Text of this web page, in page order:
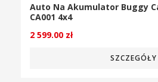
Auto Na Akumulator Buggy
CA001 4x4
2 599.00 zł
SZCZEGÓŁY